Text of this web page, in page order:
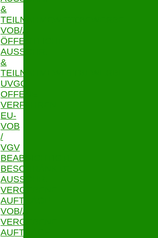
&
TEILNAHMEWETTBEWERBE
VOB/A
ÖFFENTLICHE
AUSSCHR.
&
TEILNAHMEWETTBEWERBE
UVGO
OFFENE
VERFAHREN
EU-
VOB
/
VGV
BEABSICHTIGTE
BESCHRÄNKTE
AUSSCHR.
VERGEBENE
AUFTRÄGE
VOB/A
VERGEBENE
AUFTRÄGE